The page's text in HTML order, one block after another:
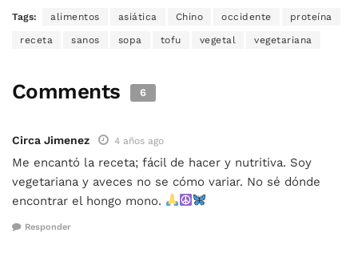
Tags: alimentos asiática Chino occidente proteína
receta sanos sopa tofu vegetal vegetariana
Comments 6
Circa Jimenez 4 años ago
Me encantó la receta; fácil de hacer y nutritiva. Soy
vegetariana y aveces no se cómo variar. No sé dónde
encontrar el hongo mono.
Responder